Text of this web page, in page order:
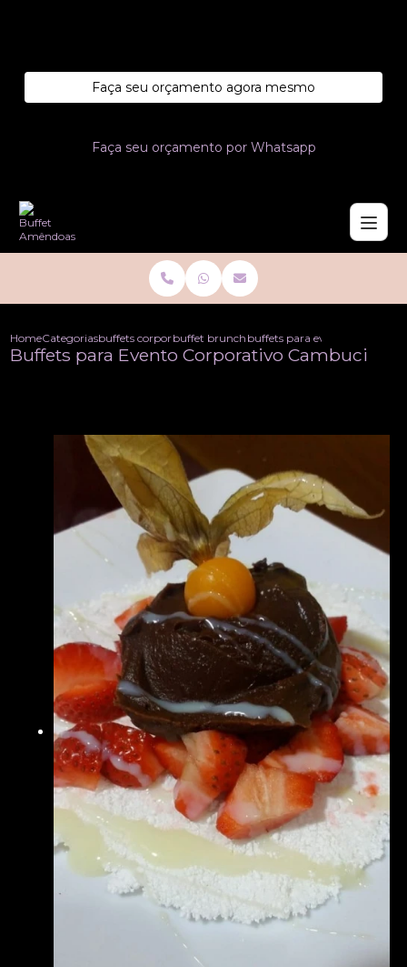
Faça seu orçamento agora mesmo
Faça seu orçamento por Whatsapp
HomeCategoriasbuffets corporativobuffet brunch corporativo
buffets para evento
Buffets para Evento Corporativo Cambuci